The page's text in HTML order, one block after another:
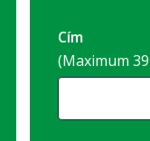
Cím
(Maximum